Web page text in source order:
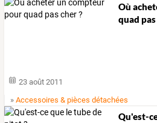
Où
quad
23 août 2011
»Accessoires & pièces détachées
Qu'est-